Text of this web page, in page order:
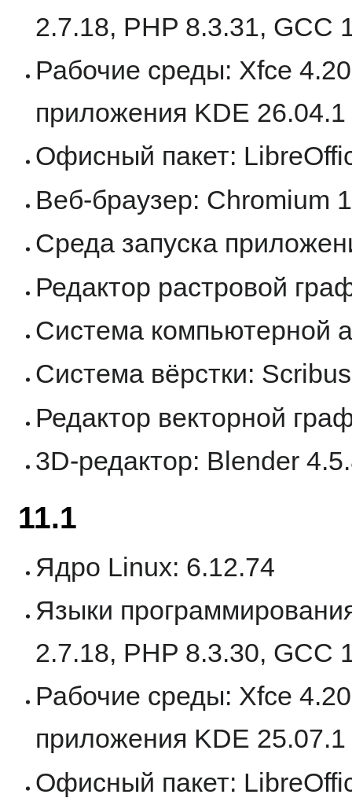
2.7.18, PHP 8.3.31, GCC
Рабочие среды: Xfce
приложения KDE 26.04.1
Офисный пакет:
Веб-браузер: Chromium
Среда запуска
Редактор растровой
Система компьютерной
Система вёрстки:
Редактор векторной
3D-редактор: Blender
11.1
Ядро Linux: 6.12.74
Языки
2.7.18, PHP 8.3.30, GCC
Рабочие среды: Xfce
приложения KDE 25.07.1
Офисный пакет: